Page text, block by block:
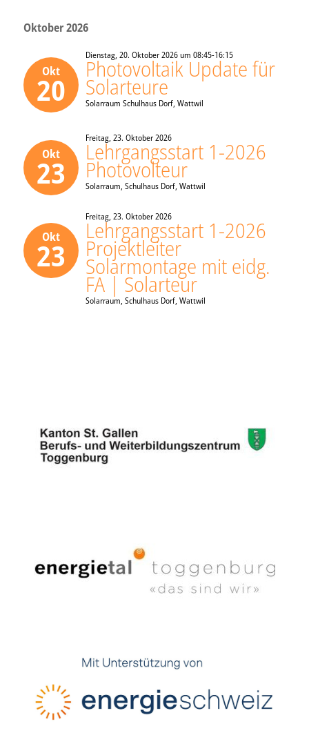
Oktober 2026
Okt
20
Dienstag, 20. Oktober 2026 um 08:45-16:15
Photovoltaik Update für
Solarteure
Solarraum Schulhaus Dorf, Wattwil
Okt
23
Freitag, 23. Oktober 2026
Lehrgangsstart 1-2026
Photovolteur
Solarraum, Schulhaus Dorf, Wattwil
Okt
23
Freitag, 23. Oktober 2026
Lehrgangsstart 1-2026
Projektleiter
Solarmontage mit eidg.
FA | Solarteur
Solarraum, Schulhaus Dorf, Wattwil